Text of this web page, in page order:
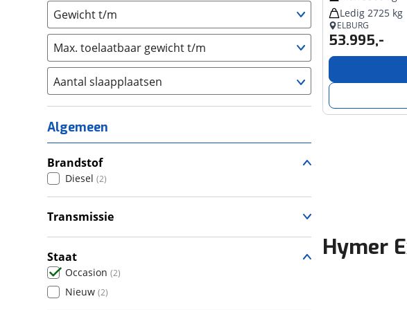
Gewicht t/m
Max. toelaatbaar gewicht t/m
Aantal slaapplaatsen
1 (0)
2 (1)
3 (1)
4 (0)
5 (0)
6+ (0)
Algemeen
Brandstof
Diesel (2)
Transmissie
Staat
Occasion (2)
Nieuw (2)
Ledig 2725 kg
ELBURG
53.995,-
Hymer